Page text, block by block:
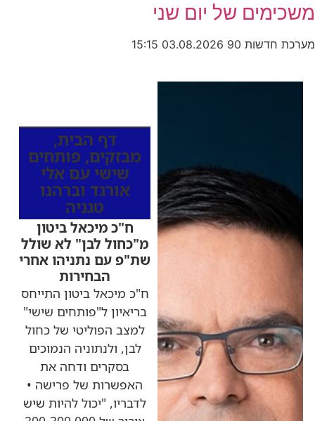
משכימים של יום שני
מערכת חדשות 90 03.08.2026
15:15
דף הבית,
מבזקים, פותחים
שישי עם אלי
אורגד וברהנו
טגניה
ח"כ מיכאל ביטון
מ"כחול לבן" לא שולל
שת"פ עם נתניהו אחרי
הבחירות
ח"כ מיכאל ביטון התייחס
בריאיון ל"פותחים שישי"
למצב הפוליטי של כחול
לבן, ולנתוניה הנמוכים
בסקרים ודחה את
האפשרות של פרישה •
לדבריו, "יכול להיות שיש